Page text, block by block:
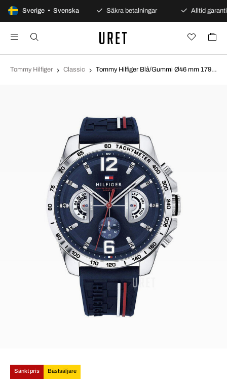
Sverige • Svenska
100 dagars öppet köp Säkra betalningar Alltid garanti
Tommy Hilfiger Classic Tommy Hilfiger Blå/Gummi Ø46 mm 1791476
Sänkt pris Bästsäljare